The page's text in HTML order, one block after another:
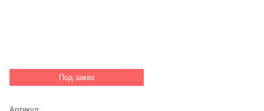
Под заказ